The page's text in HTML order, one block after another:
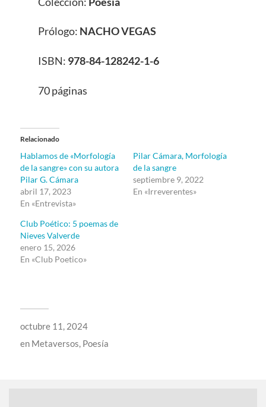
Prólogo: NACHO VEGAS
ISBN: 978-84-128242-1-6
70 páginas
Relacionado
Hablamos de «Morfología
de la sangre» con su autora
Pilar G. Cámara
abril 17, 2023
En «Entrevista»
Pilar Cámara, Morfología
de la sangre
septiembre 9, 2022
En «Irreverentes»
Club Poético: 5 poemas de
Nieves Valverde
enero 15, 2026
En «Club Poetico»
octubre 11, 2024
en Metaversos, Poesía